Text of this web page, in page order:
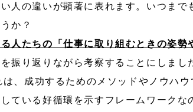
人の違いが顕著に表れます。いつまで
か？
人たちの「仕事に取り組むときの姿勢
振り返りながら考察することにしまし
、成功するためのメソッドやノウハウ
ている好循環を示すフレームワークな